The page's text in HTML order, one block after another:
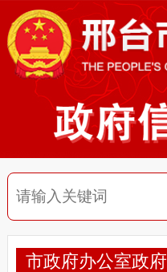
市政府办公室政